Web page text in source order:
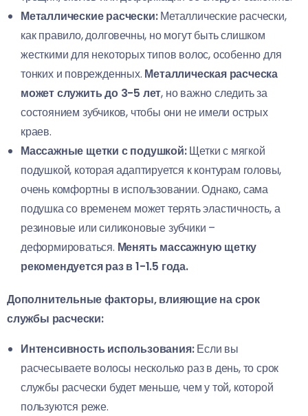
Металлические расчески:Металлические расчески,
как правило, долговечны, но могут быть слишком
жесткими для некоторых типов волос, особенно для
тонких и поврежденных. Металлическая расческа
может служить до 3-5 лет, но важно следить за
состоянием зубчиков, чтобы они не имели острых
краев.
Массажные щетки с подушкой:Щетки с мягкой
подушкой, которая адаптируется к контурам головы,
очень комфортны в использовании. Однако, сама
подушка со временем может терять эластичность, а
резиновые или силиконовые зубчики –
деформироваться. Менять массажную щетку
рекомендуется раз в 1-1.5 года.
Дополнительные факторы, влияющие на срок
службы расчески:
Интенсивность использования:Если вы
расчесываете волосы несколько раз в день, то срок
службы расчески будет меньше, чем у той, которой
пользуются реже.